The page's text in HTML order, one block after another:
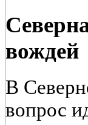
вождей
В
вопрос